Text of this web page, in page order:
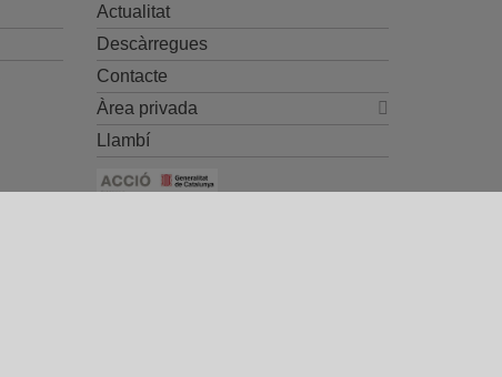
Actualitat
Descàrregues
Contacte
Àrea privada
Llambí